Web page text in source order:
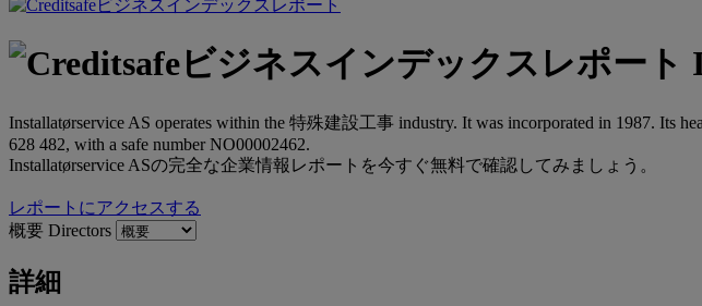
Installatørservice AS operates within the 特殊建設工事 industry. It was incorporated in 1987. Its
628 482, with a safe number NO00002462.
Installatørservice ASの完全な企業情報レポートを今すぐ無料で確認してみましょう。
レポートにアクセスする
概要 Directors
詳細